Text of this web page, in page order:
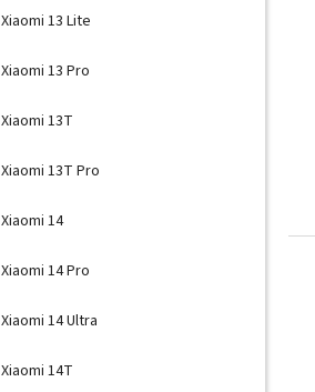
Xiaomi 13 Lite
Xiaomi 13 Pro
Xiaomi 13T
Xiaomi 13T Pro
Xiaomi 14
Xiaomi 14 Pro
Xiaomi 14 Ultra
Xiaomi 14T